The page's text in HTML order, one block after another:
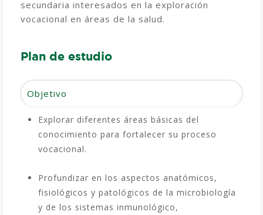
secundaria interesados en la exploración
vocacional en áreas de la salud.
Plan de estudio
Objetivo
Explorar diferentes áreas básicas del
conocimiento para fortalecer su proceso
vocacional.
Profundizar en los aspectos anatómicos,
fisiológicos y patológicos de la microbiología
y de los sistemas inmunológico,